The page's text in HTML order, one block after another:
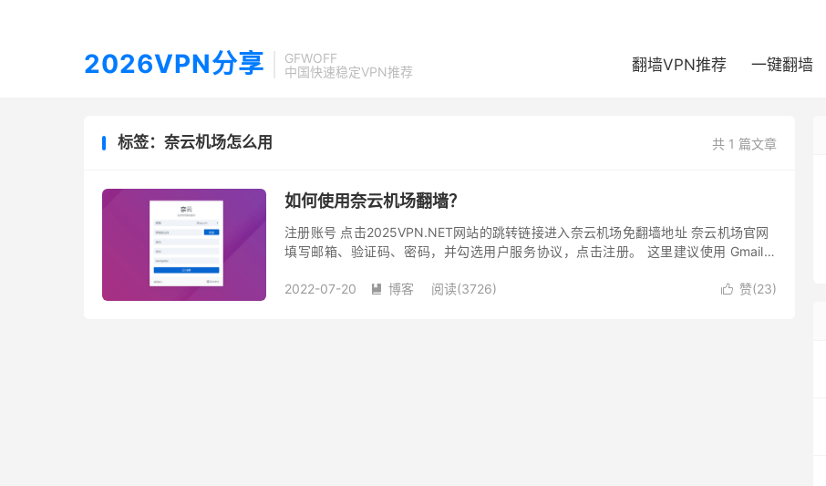
2026VPN分享
GFWOFF
中国快速稳定VPN推荐
翻墙VPN推荐 一键翻墙
共 1 篇文章
标签：奈云机场怎么用
如何使用奈云机场翻墙？
注册账号 点击2025VPN.NET网站的跳转链接进入奈云机场免翻墙地址 奈云机场官网
填写邮箱、验证码、密码，并勾选用户服务协议，点击注册。 这里建议使用 Gmail、
 赞(23)
2022-07-20  博客 阅读(3726)